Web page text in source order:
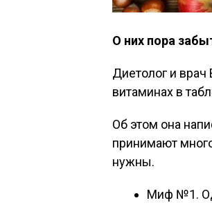
О них пора
Диетолог и
витаминах в
Об этом она
принимают
нужны.
Миф №1.